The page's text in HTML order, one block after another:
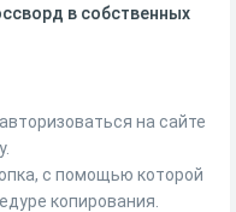
в собственных
на сайте
с помощью которой
копирования.